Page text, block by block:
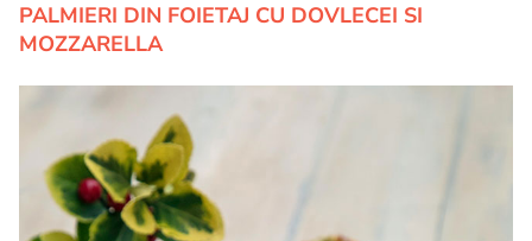
PALMIERI DIN FOIETAJ CU DOVLECEI SI
MOZZARELLA